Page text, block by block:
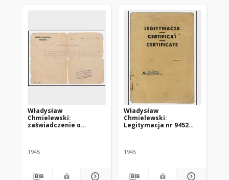
Władysław
Chmielewski:
zaświadczenie o
1945
Władysław
Chmielewski:
Legitymacja nr 9452
1945